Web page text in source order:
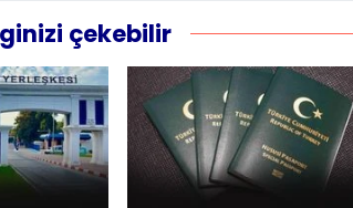
çekebilir